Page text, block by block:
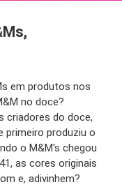
em produtos nos
no doce?
criadores do doce,
primeiro produziu o
o M&M's chegou
as cores originais
e, adivinhem?